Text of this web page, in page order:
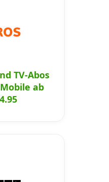
TV-Abos
ab